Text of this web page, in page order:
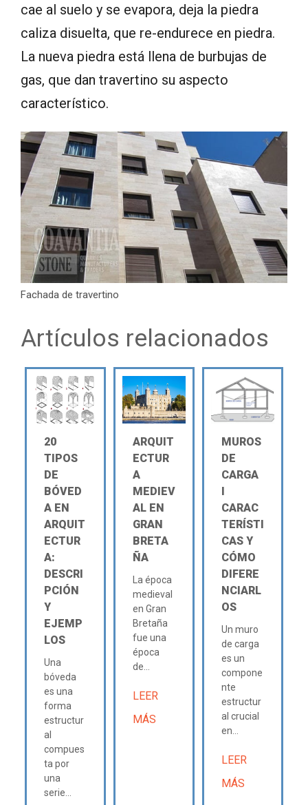
cae al suelo y se evapora, deja la piedra
caliza disuelta, que re-endurece en piedra.
La nueva piedra está llena de burbujas de
gas, que dan travertino su aspecto
característico.
Fachada de travertino
Artículos relacionados
20
TIPOS
DE
BÓVED
A EN
ARQUIT
ECTUR
A:
DESCRI
PCIÓN
Y
EJEMP
LOS
Una
bóveda
es una
forma
estructur
al
compues
ta por
una
serie...
ARQUIT
ECTUR
A
MEDIEV
AL EN
GRAN
BRETA
ÑA
La época
medieval
en Gran
Bretaña
fue una
época
de...
LEER
MÁS
MUROS
DE
CARGA
CARAC
TERÍSTI
CAS Y
CÓMO
DIFERE
NCIARL
OS
Un muro
de carga
es un
compone
nte
estructur
al crucial
en...
LEER
MÁS